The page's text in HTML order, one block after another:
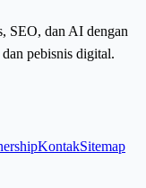
SEO, dan AI dengan
pebisnis digital.
KontakSitemap